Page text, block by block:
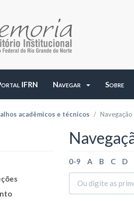
IFRN Navegar Sobre
acadêmicos e técnicos
0-9 A B C D